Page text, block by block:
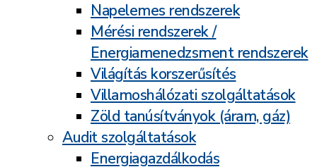
Napelemes rendszerek
Mérési rendszerek /
Energiamenedzsment rendszerek
Világítás korszerűsítés
Villamoshálózati szolgáltatások
Zöld tanúsítványok (áram, gáz)
Audit szolgáltatások
Energiagazdálkodás